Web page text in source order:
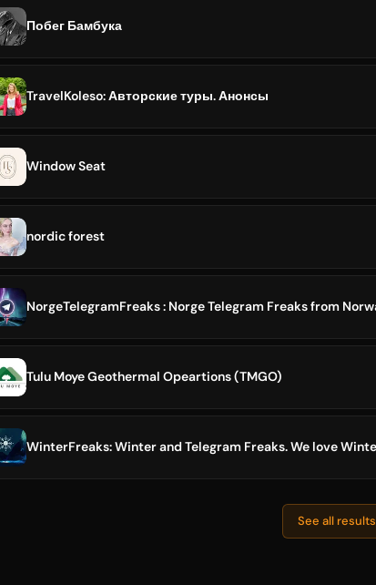
Побег Бамбука
TravelKoleso: Авторские туры. Анонсы
Window Seat
nordic forest
Tulu Moye Geothermal Opeartions (TMGO)
See all results